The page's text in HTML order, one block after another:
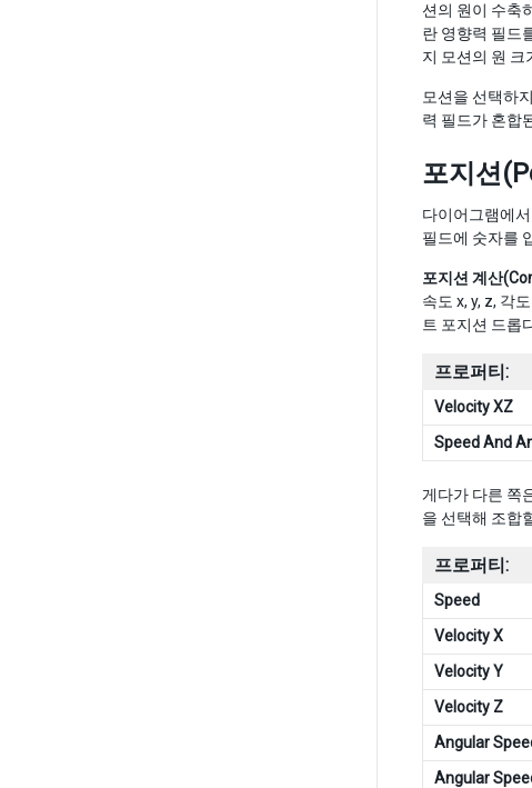
션의 원이 수축
란 영향력 필드
지 모션의 원 크
모션을 선택하
력 필드가 혼합
포지션
다이어그램에
필드에 숫자를
포지션 계산
속도 x, y, z, 각
트 포지션 드롭
프로퍼티:
Velocity XZ
Speed And
게다가 다른 쪽
을 선택해 조합
프로퍼티:
Speed
Velocity X
Velocity Y
Velocity Z
Angular
Angular